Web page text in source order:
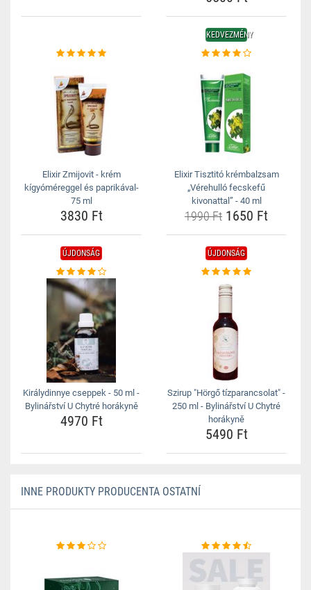
Elixir Zmijovit - krém
kígyóméreggel és paprikával-
75 ml
3830 Ft
KEDVEZMÉNY
Elixir Tisztitó krémbalzsam
„Vérehulló fecskefű
kivonattal” - 40 ml
1990 Ft 1650 Ft
ÚJDONSÁG
Királydinnye cseppek - 50 ml -
Bylinářství U Chytré horákyně
4970 Ft
ÚJDONSÁG
Szirup "Hörgő tízparancsolat" -
250 ml - Bylinářství U Chytré
horákyně
5490 Ft
INNE PRODUKTY PRODUCENTA OSTATNÍ